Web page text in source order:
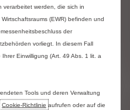
verarbeitet werden, die sich in
(EWR) befinden und
der
vorliegt. In diesem Fall
Einwilligung (Art. 49 Abs. 1 lit. a
Tools und deren Verwaltung
Cookie‑Richtlinie aufrufen oder auf die